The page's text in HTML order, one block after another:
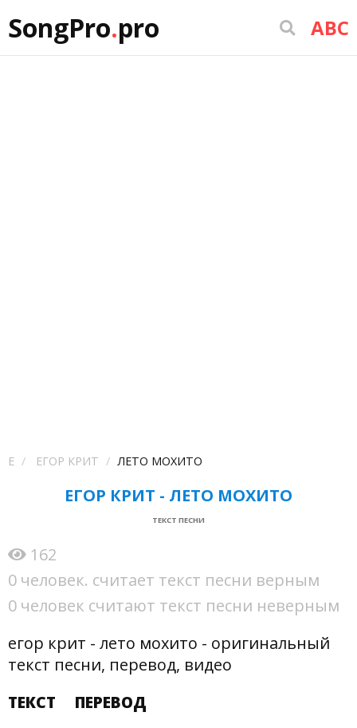
SongPro.pro ABC
Е ЕГОР КРИТ ЛЕТО МОХИТО
ЕГОР КРИТ - ЛЕТО МОХИТО
ТЕКСТ ПЕСНИ
162
0 человек. считает текст песни верным
0 человек считают текст песни неверным
егор крит - лето мохито - оригинальный
текст песни, перевод, видео
ТЕКСТ
ПЕРЕВОД